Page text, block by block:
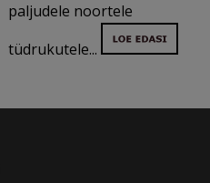
paljudele noortele
tüdrukutele...